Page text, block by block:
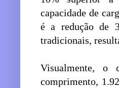
capacidade de
é a redução de
tradicionais,
Visualmente, o
comprimento,